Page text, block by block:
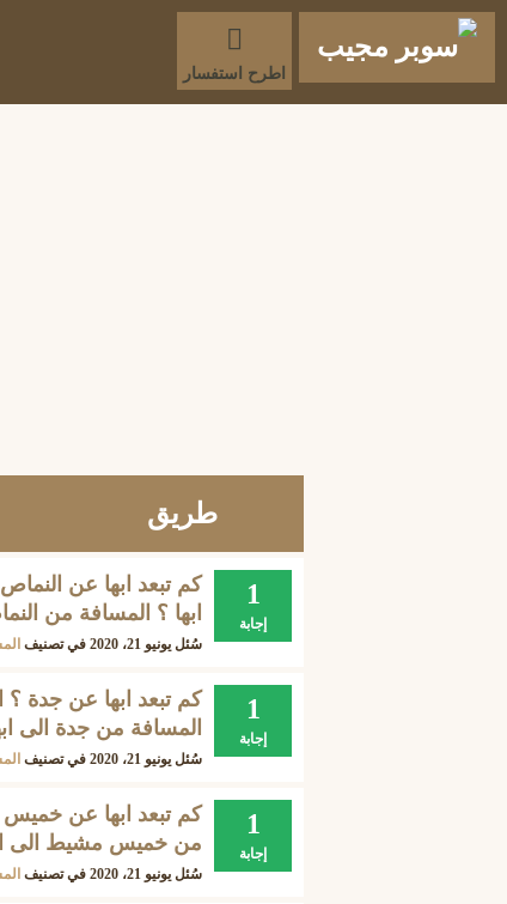
اطرح استفسار
طريق
1
إجابة
كم تبعد ابها عن
ابها ؟ المسافة من
سُئل يونيو 21، 2020 في تصنيف
1
إجابة
كم تبعد ابها عن جدة ؟
المسافة من جدة الى
سُئل يونيو 21، 2020 في تصنيف
1
إجابة
كم تبعد ابها عن
من خميس مشيط الى
سُئل يونيو 21، 2020 في تصنيف